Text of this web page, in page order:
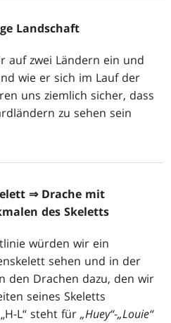
Landschaft
auf zwei Ländern ein und
wie er sich im Lauf der
uns ziemlich sicher, dass
zu sehen sein
⇒ Drache mit
des Skeletts
würden wir ein
sehen und in der
den Drachen dazu, den wir
seines Skeletts
L“ steht für„Huey“-„Louie“